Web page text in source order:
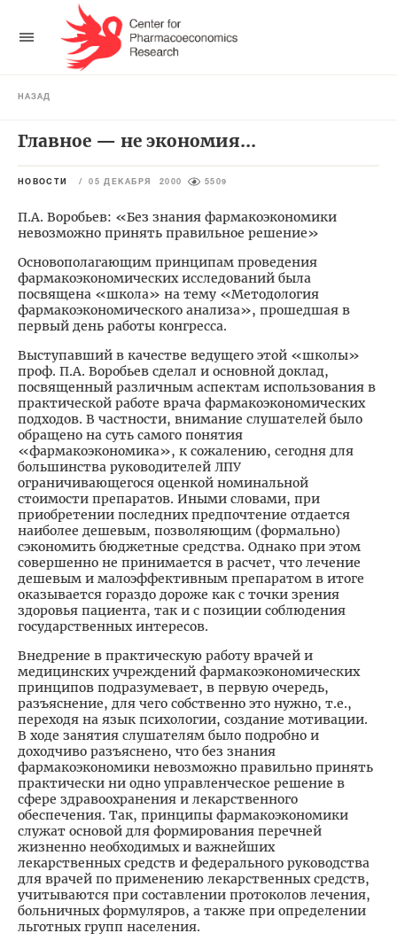
НАЗАД
Главное — не экономия...
НОВОСТИ / 05 ДЕКАБРЯ 2000 5509
П.А. Воробьев: «Без знания фармакоэкономики
невозможно принять правильное решение»
Основополагающим принципам проведения
фармакоэкономических исследований была
посвящена «школа» на тему «Методология
фармакоэкономического анализа», прошедшая в
первый день работы конгресса.
Выступавший в качестве ведущего этой «школы»
проф. П.А. Воробьев сделал и основной доклад,
посвященный различным аспектам использования в
практической работе врача фармакоэкономических
подходов. В частности, внимание слушателей было
обращено на суть самого понятия
«фармакоэкономика», к сожалению, сегодня для
большинства руководителей ЛПУ
ограничивающегося оценкой номинальной
стоимости препаратов. Иными словами, при
приобретении последних предпочтение отдается
наиболее дешевым, позволяющим (формально)
сэкономить бюджетные средства. Однако при этом
совершенно не принимается в расчет, что лечение
дешевым и малоэффективным препаратом в итоге
оказывается гораздо дороже как с точки зрения
здоровья пациента, так и с позиции соблюдения
государственных интересов.
Внедрение в практическую работу врачей и
медицинских учреждений фармакоэкономических
принципов подразумевает, в первую очередь,
разъяснение, для чего собственно это нужно, т.е.,
переходя на язык психологии, создание мотивации.
В ходе занятия слушателям было подробно и
доходчиво разъяснено, что без знания
фармакоэкономики невозможно правильно принять
практически ни одно управленческое решение в
сфере здравоохранения и лекарственного
обеспечения. Так, принципы фармакоэкономики
служат основой для формирования перечней
жизненно необходимых и важнейших
лекарственных средств и федерального руководства
для врачей по применению лекарственных средств,
учитываются при составлении протоколов лечения,
больничных формуляров, а также при определении
льготных групп населения.